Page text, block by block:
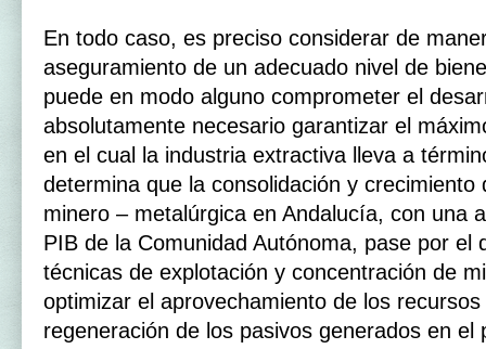
En todo caso, es preciso considerar de
aseguramiento de un adecuado nivel de
puede en modo alguno comprometer el
absolutamente necesario garantizar el
en el cual la industria extractiva lleva a
determina que la consolidación y crecimiento
minero – metalúrgica en Andalucía, con una
PIB de la Comunidad Autónoma, pase por el
técnicas de explotación y concentración de
optimizar el aprovechamiento de los
regeneración de los pasivos generados en el